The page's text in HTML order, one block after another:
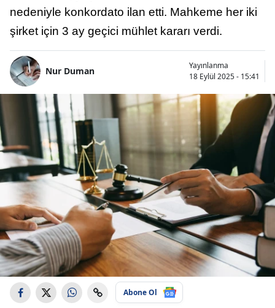
nedeniyle konkordato ilan etti. Mahkeme her iki
şirket için 3 ay geçici mühlet kararı verdi.
Nur Duman
Yayınlanma
18 Eylül 2025 - 15:41
Abone Ol